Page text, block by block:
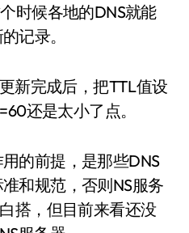
时候各地的DNS就能
记录。
新完成后，把TTL值设
还是太小了点。
的前提，是那些DNS
和规范，否则NS服务
搭，但目前来看还没